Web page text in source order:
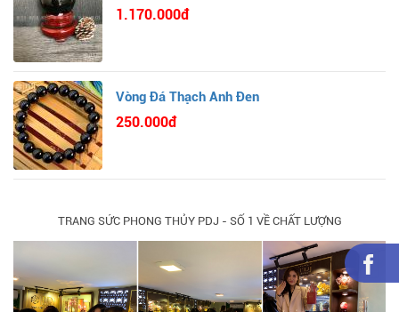
1.170.000đ
Vòng Đá Thạch Anh Đen
250.000đ
TRANG SỨC PHONG THỦY PDJ - SỐ 1 VỀ CHẤT LƯỢNG